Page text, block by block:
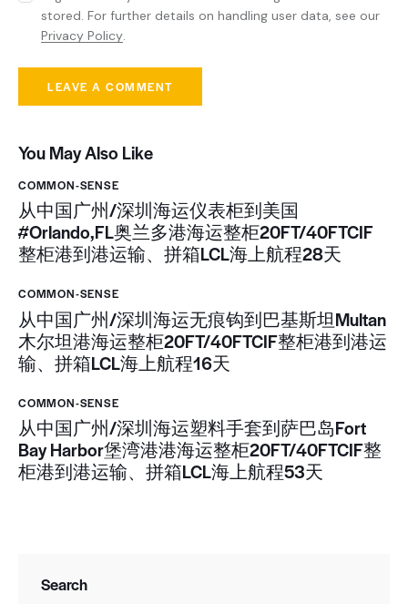
stored. For further details on handling user data, see our
Privacy Policy
You May Also Like
COMMON-SENSE
从中国广州/深圳海运仪表柜到美国
#Orlando,FL奥兰多港海运整柜20FT/40FTCIF
整柜港到港运输、拼箱LCL海上航程28天
COMMON-SENSE
从中国广州/深圳海运无痕钩到巴基斯坦Multan
木尔坦港海运整柜20FT/40FTCIF整柜港到港运
输、拼箱LCL海上航程16天
COMMON-SENSE
从中国广州/深圳海运塑料手套到萨巴岛Fort
Bay Harbor堡湾港港海运整柜20FT/40FTCIF整
柜港到港运输、拼箱LCL海上航程53天
Search